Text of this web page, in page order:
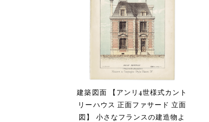
建築図面 【アンリ4世様式カント
リーハウス 正面ファサード 立面
図】 小さなフランスの建造物よ